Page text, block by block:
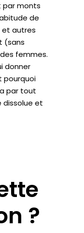
monts
de
et autres
(sans
femmes.
donner
pourquoi
par tout
dissolue et
?